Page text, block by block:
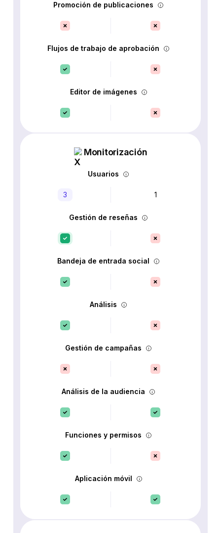
Promoción de publicaciones
Flujos de trabajo de aprobación
Editor de imágenes
Monitorización
Usuarios
3 1
Gestión de reseñas
Bandeja de entrada social
Análisis
Gestión de campañas
Análisis de la audiencia
Funciones y permisos
Aplicación móvil